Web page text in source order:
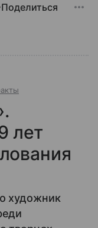
Поделиться
лет
художник